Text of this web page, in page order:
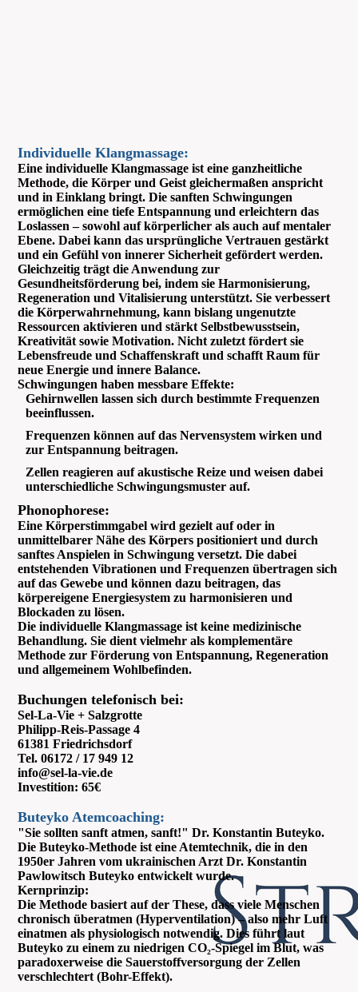
Individuelle Klangmassage:
Eine individuelle Klangmassage ist eine ganzheitliche
Methode, die Körper und Geist gleichermaßen anspricht
und in Einklang bringt. Die sanften Schwingungen
ermöglichen eine tiefe Entspannung und erleichtern das
Loslassen – sowohl auf körperlicher als auch auf mentaler
Ebene. Dabei kann das ursprüngliche Vertrauen gestärkt
und ein Gefühl von innerer Sicherheit gefördert werden.
Gleichzeitig trägt die Anwendung zur
Gesundheitsförderung bei, indem sie Harmonisierung,
Regeneration und Vitalisierung unterstützt. Sie verbessert
die Körperwahrnehmung, kann bislang ungenutzte
Ressourcen aktivieren und stärkt Selbstbewusstsein,
Kreativität sowie Motivation. Nicht zuletzt fördert sie
Lebensfreude und Schaffenskraft und schafft Raum für
neue Energie und innere Balance.
Schwingungen haben messbare Effekte:
Gehirnwellen lassen sich durch bestimmte Frequenzen
beeinflussen.
Frequenzen können auf das Nervensystem wirken und
zur Entspannung beitragen.
Zellen reagieren auf akustische Reize und weisen dabei
unterschiedliche Schwingungsmuster auf.
Phonophorese:
Eine Körperstimmgabel wird gezielt auf oder in
unmittelbarer Nähe des Körpers positioniert und durch
sanftes Anspielen in Schwingung versetzt. Die dabei
entstehenden Vibrationen und Frequenzen übertragen sich
auf das Gewebe und können dazu beitragen, das
körpereigene Energiesystem zu harmonisieren und
Blockaden zu lösen.
Die individuelle Klangmassage ist keine medizinische
Behandlung. Sie dient vielmehr als komplementäre
Methode zur Förderung von Entspannung, Regeneration
und allgemeinem Wohlbefinden.
Buchungen telefonisch bei:
Sel-La-Vie + Salzgrotte
Philipp-Reis-Passage 4
61381 Friedrichsdorf
Tel. 06172 / 17 949 12
info@sel-la-vie.de
Investition: 65€
Buteyko Atemcoaching:
"Sie sollten sanft atmen, sanft!" Dr. Konstantin Buteyko.
Die Buteyko-Methode ist eine Atemtechnik, die in den
1950er Jahren vom ukrainischen Arzt Dr. Konstantin
Pawlowitsch Buteyko entwickelt wurde.
Kernprinzip:
Die Methode basiert auf der These, dass viele Menschen
chronisch überatmen (Hyperventilation) – also mehr Luft
einatmen als physiologisch notwendig. Dies führt laut
Buteyko zu einem zu niedrigen CO₂-Spiegel im Blut, was
paradoxerweise die Sauerstoffversorgung der Zellen
verschlechtert (Bohr-Effekt).